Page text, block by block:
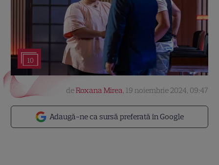
10
Adaugă-ne ca sursă preferată în Google
deRoxana Mirea, 19 noiembrie 2024, 09:47